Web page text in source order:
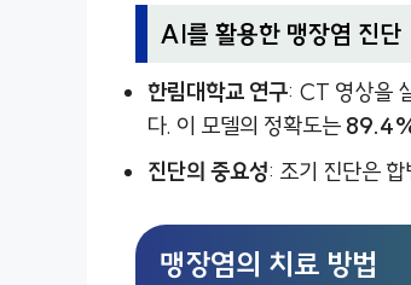
AI를 활용한 맹장염 진단
한림대학교 연구: CT 영상을
다. 이 모델의 정확도는
진단의 중요성: 조기 진단은
맹장염의 치료 방법